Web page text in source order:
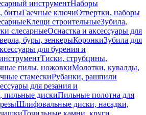
инструментНаборы
битыГаечные ключиОтвертки, наборы
Клещи строительныеЗубила,
слесарныеОснастка и аксессуары для
буры, зенкерыКоронкиЗубила для
для бурения и
Тиски, струбцины,
пилы, ножовкиМолотки, кувалды,
стамескиРубанки, рашпили
для резания и
пильные дискиПильные полотна для
Шлифовальные диски, насадки,
Точильные камни, круги,